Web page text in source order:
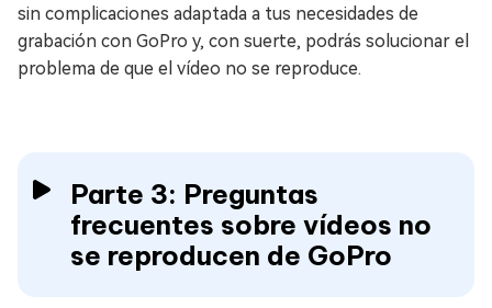
sin complicaciones adaptada a tus necesidades de
grabación con GoPro y, con suerte, podrás solucionar el
problema de que el vídeo no se reproduce.
Parte 3: Preguntas
frecuentes sobre vídeos no
se reproducen de GoPro